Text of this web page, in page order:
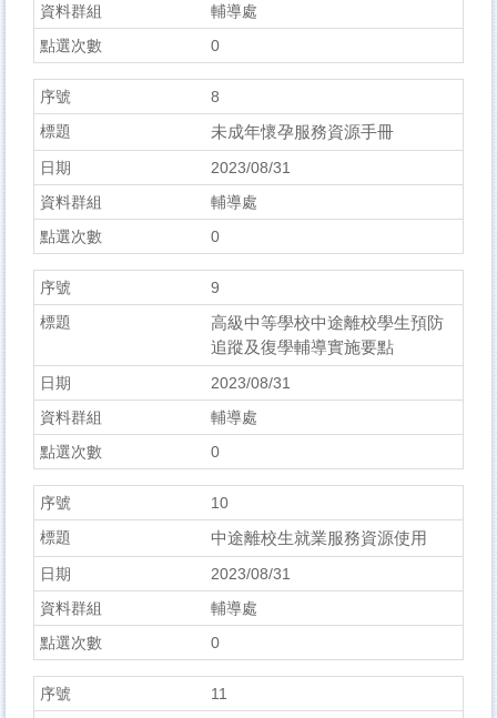
輔導處
0
8
未成年懷孕服務資源手冊
2023/08/31
輔導處
0
9
高級中等學校中途離校學生預防
追蹤及復學輔導實施要點
2023/08/31
輔導處
0
10
中途離校生就業服務資源使用
2023/08/31
輔導處
0
11